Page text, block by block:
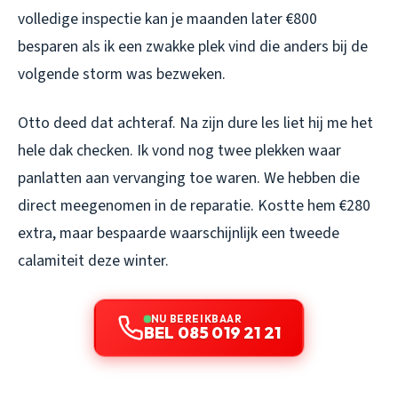
volledige inspectie kan je maanden later €800
besparen als ik een zwakke plek vind die anders bij de
volgende storm was bezweken.
Otto deed dat achteraf. Na zijn dure les liet hij me het
hele dak checken. Ik vond nog twee plekken waar
panlatten aan vervanging toe waren. We hebben die
direct meegenomen in de reparatie. Kostte hem €280
extra, maar bespaarde waarschijnlijk een tweede
calamiteit deze winter.
NU BEREIKBAAR
BEL 085 019 21 21